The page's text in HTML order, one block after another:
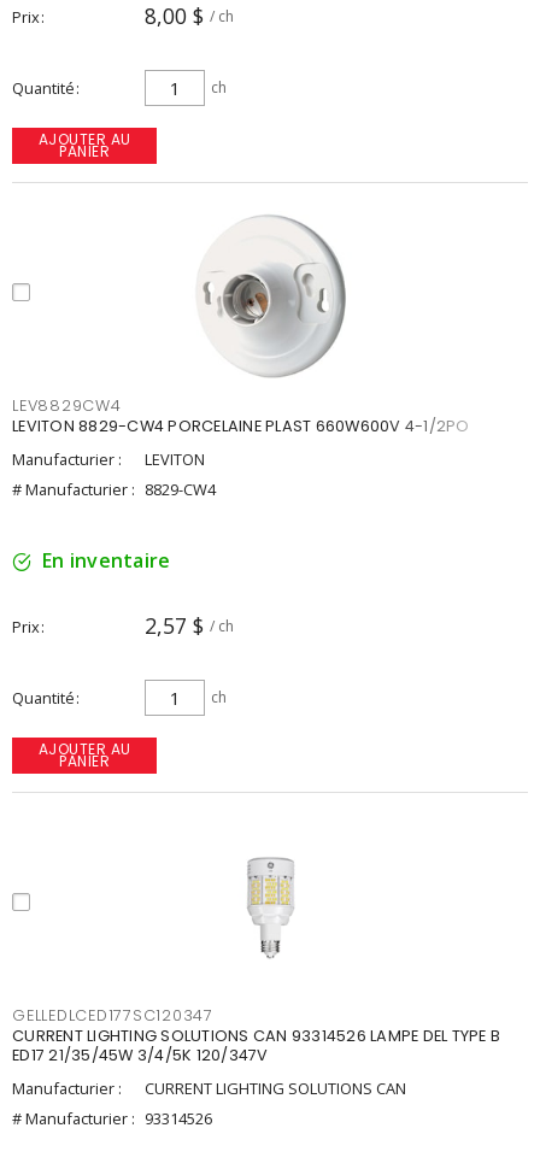
Prix 8,00 $ / ch
Quantité ch
AJOUTER AU
PANIER
LEV8829CW4
LEVITON 8829-CW4 PORCELAINE PLAST 660W600V 4-1/2PO
Manufacturier :
LEVITON
# Manufacturier : 8829-CW4
En inventaire
Prix 2,57 $ / ch
Quantité ch
AJOUTER AU
PANIER
GELLEDLCED177SC120347
CURRENT LIGHTING SOLUTIONS CAN 93314526 LAMPE DEL TYPE B
ED17 21/35/45W 3/4/5K 120/347V
Manufacturier :
CURRENT LIGHTING SOLUTIONS CAN
# Manufacturier : 93314526